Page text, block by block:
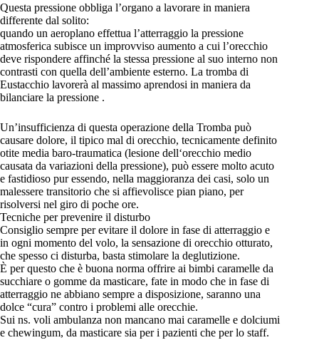
Questa pressione obbliga l’organo a lavorare in maniera
differente dal solito:
quando un aeroplano effettua l’atterraggio la pressione
atmosferica subisce un improvviso aumento a cui l’orecchio
deve rispondere affinché la stessa pressione al suo interno non
contrasti con quella dell’ambiente esterno. La tromba di
Eustacchio lavorerà al massimo aprendosi in maniera da
bilanciare la pressione .
Un’insufficienza di questa operazione della Tromba può
causare dolore, il tipico mal di orecchio, tecnicamente definito
otite media baro-traumatica (lesione dell‘orecchio medio
causata da variazioni della pressione), può essere molto acuto
e fastidioso pur essendo, nella maggioranza dei casi, solo un
malessere transitorio che si affievolisce pian piano, per
risolversi nel giro di poche ore.
Tecniche per prevenire il disturbo
Consiglio sempre per evitare il dolore in fase di atterraggio e
in ogni momento del volo, la sensazione di orecchio otturato,
che spesso ci disturba, basta stimolare la deglutizione.
È per questo che è buona norma offrire ai bimbi caramelle da
succhiare o gomme da masticare, fate in modo che in fase di
atterraggio ne abbiano sempre a disposizione, saranno una
dolce “cura” contro i problemi alle orecchie.
Sui ns. voli ambulanza non mancano mai caramelle e dolciumi
e chewingum, da masticare sia per i pazienti che per lo staff.